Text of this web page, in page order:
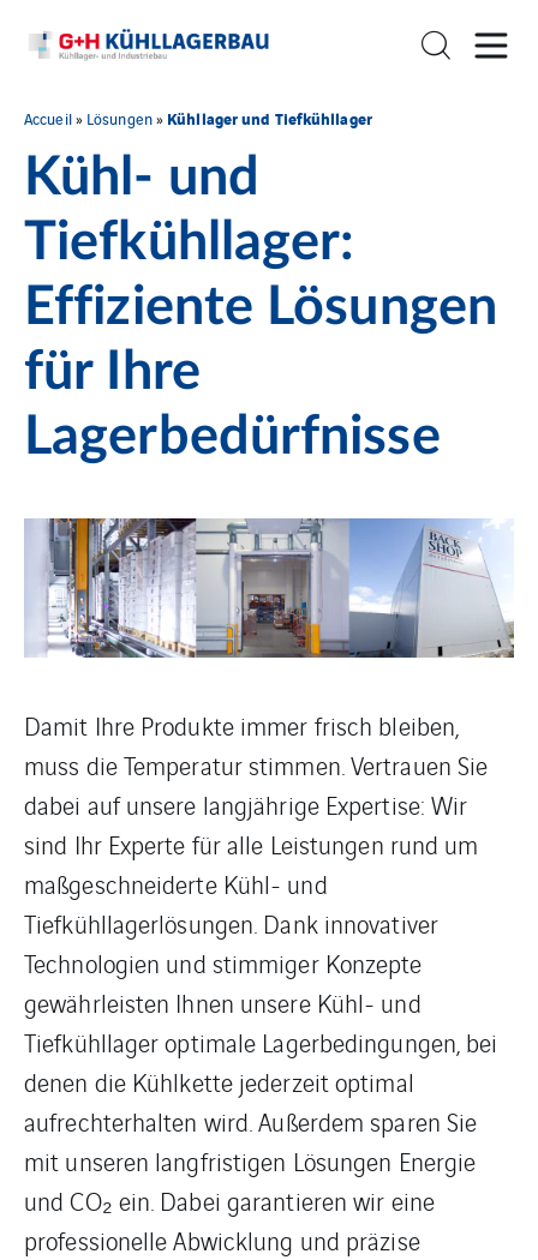
Accueil» Lösungen» Kühllager und Tiefkühllager
Kühl- und
Tiefkühllager:
Effiziente Lösungen
für Ihre
Lagerbedürfnisse
Damit Ihre Produkte immer frisch bleiben,
muss die Temperatur stimmen. Vertrauen Sie
dabei auf unsere langjährige Expertise: Wir
sind Ihr Experte für alle Leistungen rund um
maßgeschneiderte Kühl- und
Tiefkühllagerlösungen. Dank innovativer
Technologien und stimmiger Konzepte
gewährleisten Ihnen unsere Kühl- und
Tiefkühllager optimale Lagerbedingungen, bei
denen die Kühlkette jederzeit optimal
aufrechterhalten wird. Außerdem sparen Sie
mit unseren langfristigen Lösungen Energie
und CO₂ ein. Dabei garantieren wir eine
professionelle Abwicklung und präzise